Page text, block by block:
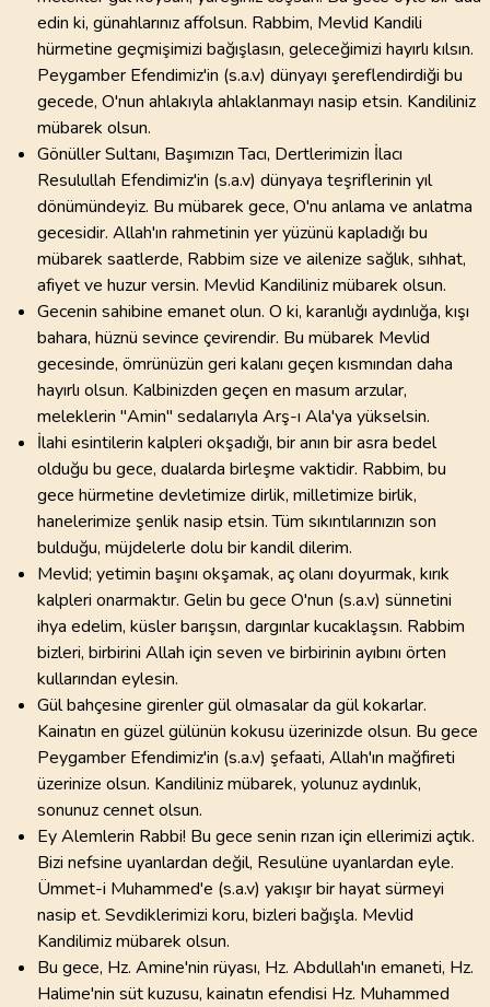
edin ki, günahlarınız affolsun. Rabbim, Mevlid Kandili
hürmetine geçmişimizi bağışlasın, geleceğimizi hayırlı kılsın.
Peygamber Efendimiz'in (s.a.v) dünyayı şereflendirdiği bu
gecede, O'nun ahlakıyla ahlaklanmayı nasip etsin. Kandiliniz
mübarek olsun.
Gönüller Sultanı, Başımızın Tacı, Dertlerimizin İlacı
Resulullah Efendimiz'in (s.a.v) dünyaya teşriflerinin yıl
dönümündeyiz. Bu mübarek gece, O'nu anlama ve anlatma
gecesidir. Allah'ın rahmetinin yer yüzünü kapladığı bu
mübarek saatlerde, Rabbim size ve ailenize sağlık, sıhhat,
afiyet ve huzur versin. Mevlid Kandiliniz mübarek olsun.
Gecenin sahibine emanet olun. O ki, karanlığı aydınlığa, kışı
bahara, hüznü sevince çevirendir. Bu mübarek Mevlid
gecesinde, ömrünüzün geri kalanı geçen kısmından daha
hayırlı olsun. Kalbinizden geçen en masum arzular,
meleklerin "Amin" sedalarıyla Arş-ı Ala'ya yükselsin.
İlahi esintilerin kalpleri okşadığı, bir anın bir asra bedel
olduğu bu gece, dualarda birleşme vaktidir. Rabbim, bu
gece hürmetine devletimize dirlik, milletimize birlik,
hanelerimize şenlik nasip etsin. Tüm sıkıntılarınızın son
bulduğu, müjdelerle dolu bir kandil dilerim.
Mevlid; yetimin başını okşamak, aç olanı doyurmak, kırık
kalpleri onarmaktır. Gelin bu gece O'nun (s.a.v) sünnetini
ihya edelim, küsler barışsın, dargınlar kucaklaşsın. Rabbim
bizleri, birbirini Allah için seven ve birbirinin ayıbını örten
kullarından eylesin.
Gül bahçesine girenler gül olmasalar da gül kokarlar.
Kainatın en güzel gülünün kokusu üzerinizde olsun. Bu gece
Peygamber Efendimiz'in (s.a.v) şefaati, Allah'ın mağfireti
üzerinize olsun. Kandiliniz mübarek, yolunuz aydınlık,
sonunuz cennet olsun.
Ey Alemlerin Rabbi! Bu gece senin rızan için ellerimizi açtık.
Bizi nefsine uyanlardan değil, Resulüne uyanlardan eyle.
Ümmet-i Muhammed'e (s.a.v) yakışır bir hayat sürmeyi
nasip et. Sevdiklerimizi koru, bizleri bağışla. Mevlid
Kandilimiz mübarek olsun.
Bu gece, Hz. Amine'nin rüyası, Hz. Abdullah'ın emaneti, Hz.
Halime'nin süt kuzusu, kainatın efendisi Hz. Muhammed